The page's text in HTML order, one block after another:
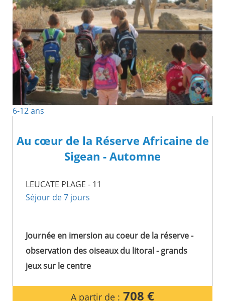
6-12 ans
Au cœur de la Réserve Africaine de
Sigean - Automne
LEUCATE PLAGE - 11
Séjour de 7 jours
Journée en imersion au coeur de la réserve -
observation des oiseaux du litoral - grands
jeux sur le centre
A partir de : 708 €